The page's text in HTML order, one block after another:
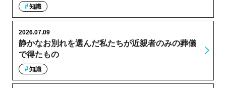
知識
静かなお別れを選んだ私たちが近親者のみの葬儀
で得たもの
2026.07.09
知識